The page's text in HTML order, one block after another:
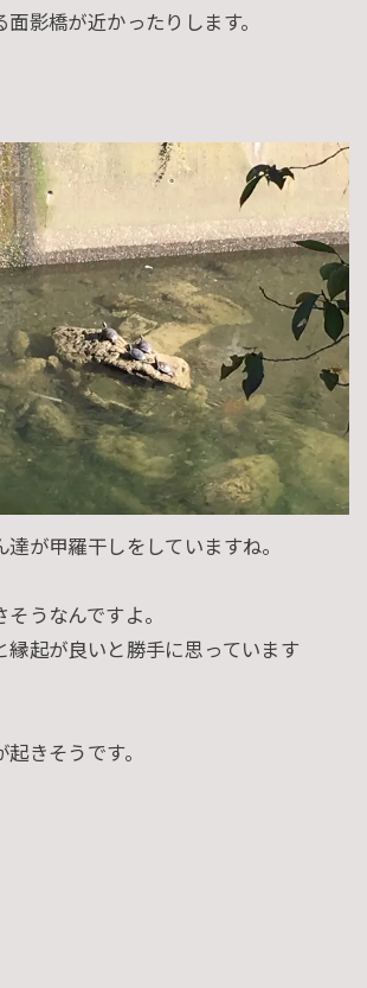
影橋が近かったりします。
達が甲羅干しをしていますね。
うなんですよ。
縁起が良いと勝手に思っています
きそうです。